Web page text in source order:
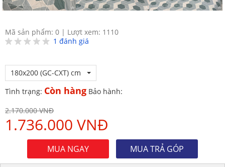
Mã sản phẩm: 0 | Lượt xem: 1110
1 đánh giá
180x200 (GC-CXT) cm
Tình trạng: Còn hàng Bảo hành:
2.170.000 VNĐ
1.736.000 VNĐ
MUA NGAY MUA TRẢ GÓP